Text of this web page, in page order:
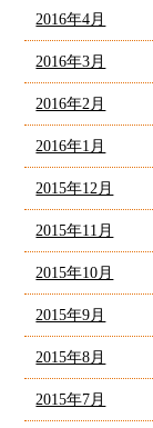
2016年4月
2016年3月
2016年2月
2016年1月
2015年12月
2015年11月
2015年10月
2015年9月
2015年8月
2015年7月